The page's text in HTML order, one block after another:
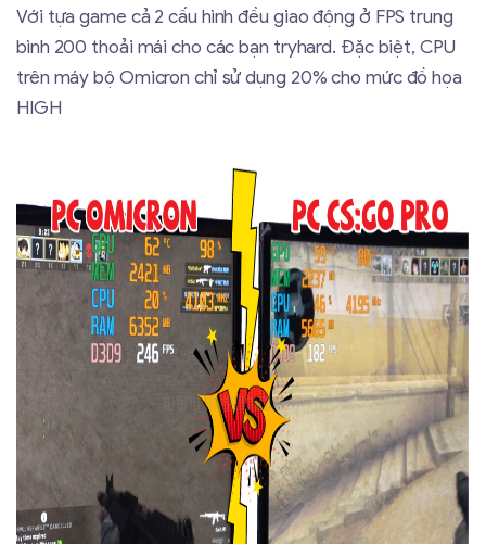
Với tựa game cả 2 cấu hình đều giao động ở FPS trung
bình 200 thoải mái cho các bạn tryhard. Đặc biệt, CPU
trên máy bộ Omicron chỉ sử dụng 20% cho mức đồ họa
HIGH